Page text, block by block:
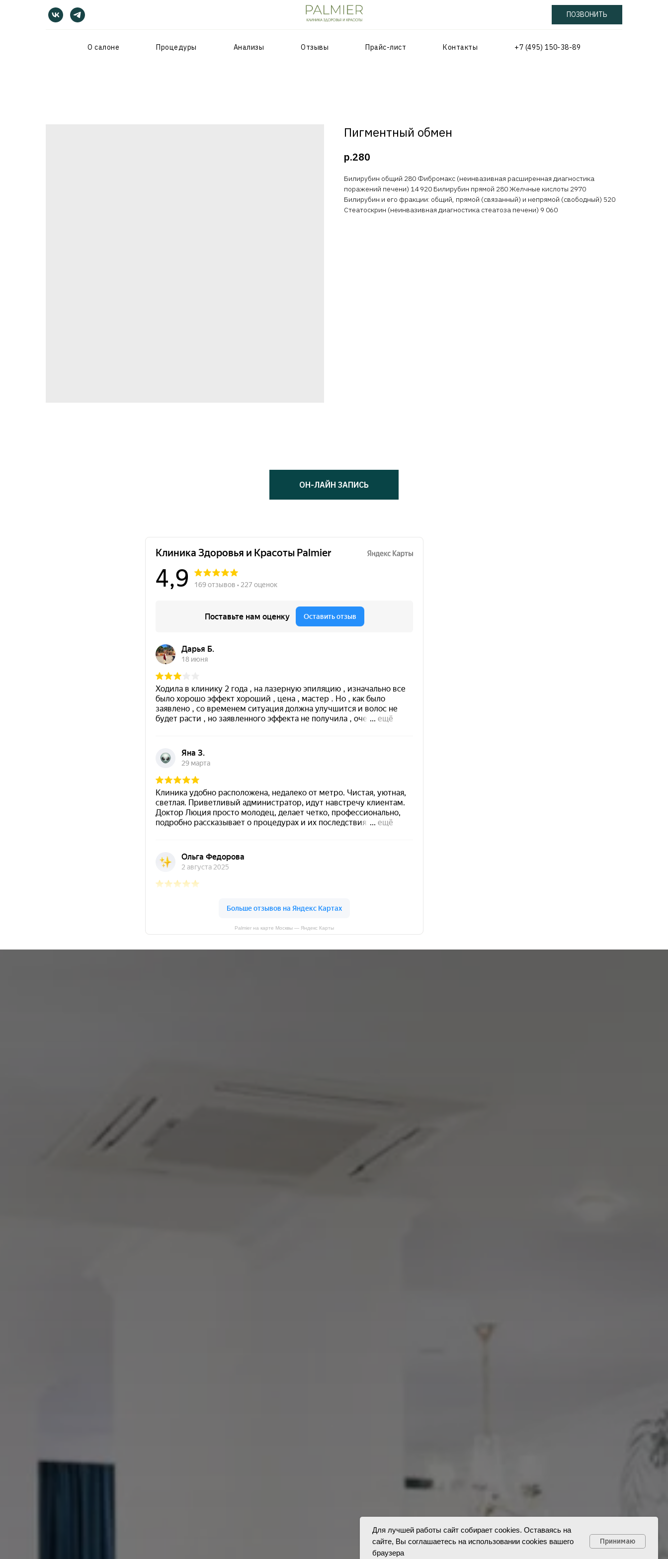
ПОЗВОНИТЬ
О салоне Процедуры Анализы Отзывы Прайс-лист Контакты +7 (495) 150-38-89
Пигментный обмен
р.280
Билирубин общий 280 Фибромакс (неинвазивная расширенная диагностика
поражений печени) 14 920 Билирубин прямой 280 Желчные кислоты 2970
Билирубин и его фракции: общий, прямой (связанный) и непрямой (свободный) 520
Стеатоскрин (неинвазивная диагностика стеатоза печени) 9 060
ОН-ЛАЙН ЗАПИСЬ
Palmier на карте Москвы — Яндекс Карты
Для лучшей работы сайт собирает cookies. Оставаясь на
сайте, Вы соглашаетесь на использовании cookies вашего
браузера
Принимаю